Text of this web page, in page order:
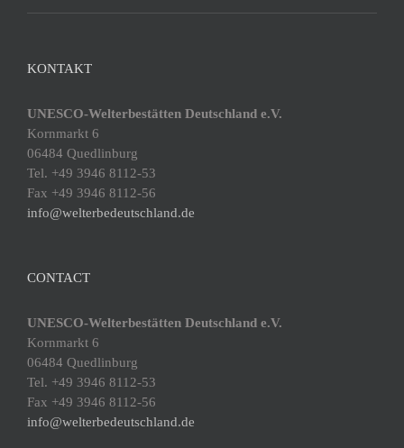
KONTAKT
UNESCO-Welterbestätten Deutschland e.V.
Kornmarkt 6
06484 Quedlinburg
Tel. +49 3946 8112-53
Fax +49 3946 8112-56
info@welterbedeutschland.de
CONTACT
UNESCO-Welterbestätten Deutschland e.V.
Kornmarkt 6
06484 Quedlinburg
Tel. +49 3946 8112-53
Fax +49 3946 8112-56
info@welterbedeutschland.de